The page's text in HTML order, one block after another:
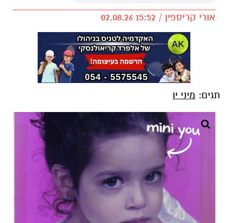
אורי קריספין / 15:52 02.08.26
תגים: מיני יו